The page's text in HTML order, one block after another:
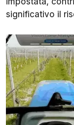
significativo il